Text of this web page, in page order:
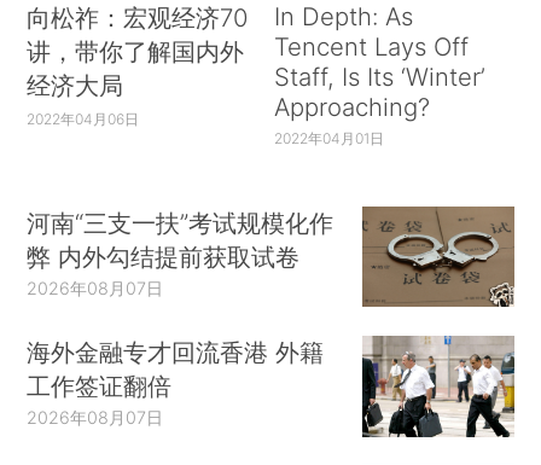
向松祚：宏观经济70
讲，带你了解国内外
经济大局
2022年04月06日
In Depth: As
Tencent Lays Off
Staff, Is Its ‘Winter’
Approaching?
2022年04月01日
河南“三支一扶”考试规模化作
弊 内外勾结提前获取试卷
2026年08月07日
海外金融专才回流香港 外籍
工作签证翻倍
2026年08月07日